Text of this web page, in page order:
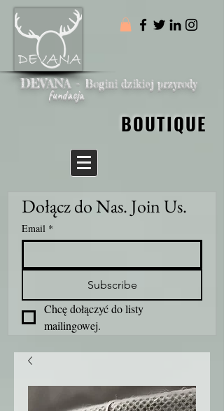
fundacja
DEVANA - Bogini dzikiej przyrody
BOUTIQUE
BOUTIQUE
Dołącz do Nas. Join Us.
Email *
Subscribe
Chcę dołączyć do listy
mailingowej.